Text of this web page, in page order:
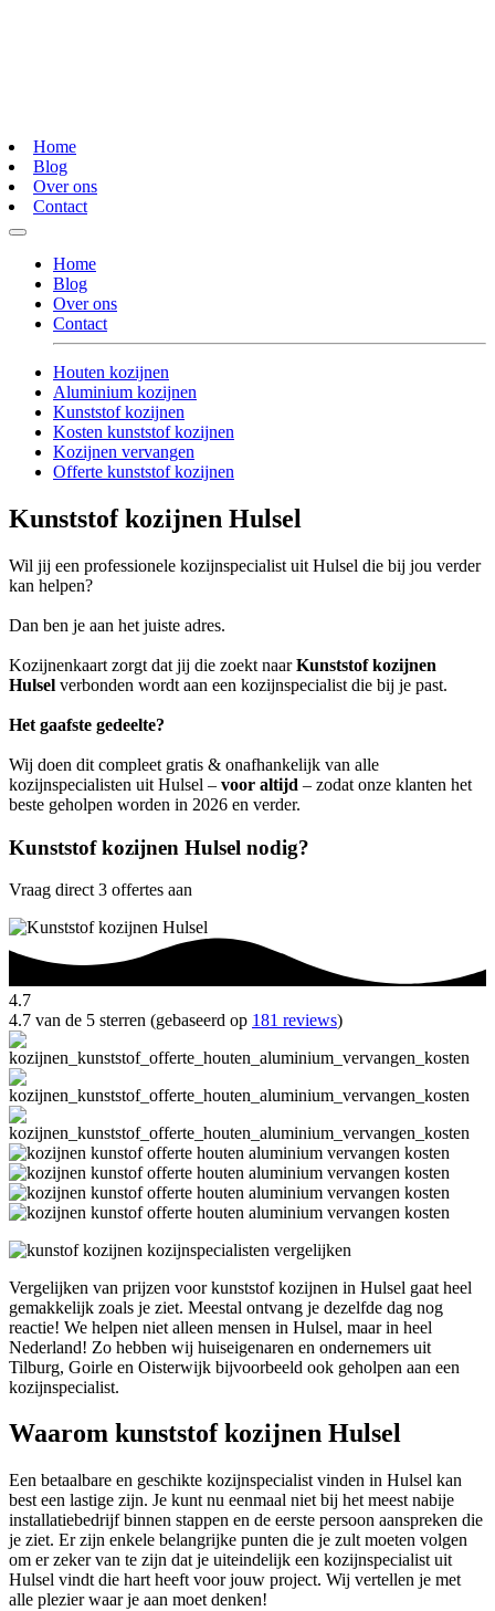
Home
Blog
Over ons
Contact
Home
Blog
Over ons
Contact
Houten kozijnen
Aluminium kozijnen
Kunststof kozijnen
Kosten kunststof kozijnen
Kozijnen vervangen
Offerte kunststof kozijnen
Kunststof kozijnen Hulsel
Wil jij een professionele kozijnspecialist uit Hulsel die bij jou verder
kan helpen?
Dan ben je aan het juiste adres.
Kozijnenkaart zorgt dat jij die zoekt naarKunststof kozijnen
Hulsel verbonden wordt aan een kozijnspecialist die bij je past.
Het gaafste gedeelte?
Wij doen dit compleet gratis & onafhankelijk van alle
kozijnspecialisten uit Hulsel – voor altijd – zodat onze klanten het
beste geholpen worden in 2026 en verder.
Kunststof kozijnen Hulsel nodig?
Vraag direct 3 offertes aan
4.7
4.7 van de 5 sterren (gebaseerd op 181 reviews)
Vergelijken van prijzen voor kunststof kozijnen in Hulsel gaat heel
gemakkelijk zoals je ziet. Meestal ontvang je dezelfde dag nog
reactie! We helpen niet alleen mensen in Hulsel, maar in heel
Nederland! Zo hebben wij huiseigenaren en ondernemers uit
Tilburg, Goirle en Oisterwijk bijvoorbeeld ook geholpen aan een
kozijnspecialist.
Waarom kunststof kozijnen Hulsel
Een betaalbare en geschikte kozijnspecialist vinden in Hulsel kan
best een lastige zijn. Je kunt nu eenmaal niet bij het meest nabije
installatiebedrijf binnen stappen en de eerste persoon aanspreken die
je ziet. Er zijn enkele belangrijke punten die je zult moeten volgen
om er zeker van te zijn dat je uiteindelijk een kozijnspecialist uit
Hulsel vindt die hart heeft voor jouw project. Wij vertellen je met
alle plezier waar je aan moet denken!